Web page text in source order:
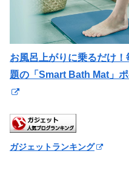
お風呂上がりに乗るだけ
題の「Smart Bath Mat」
ガジェットランキング